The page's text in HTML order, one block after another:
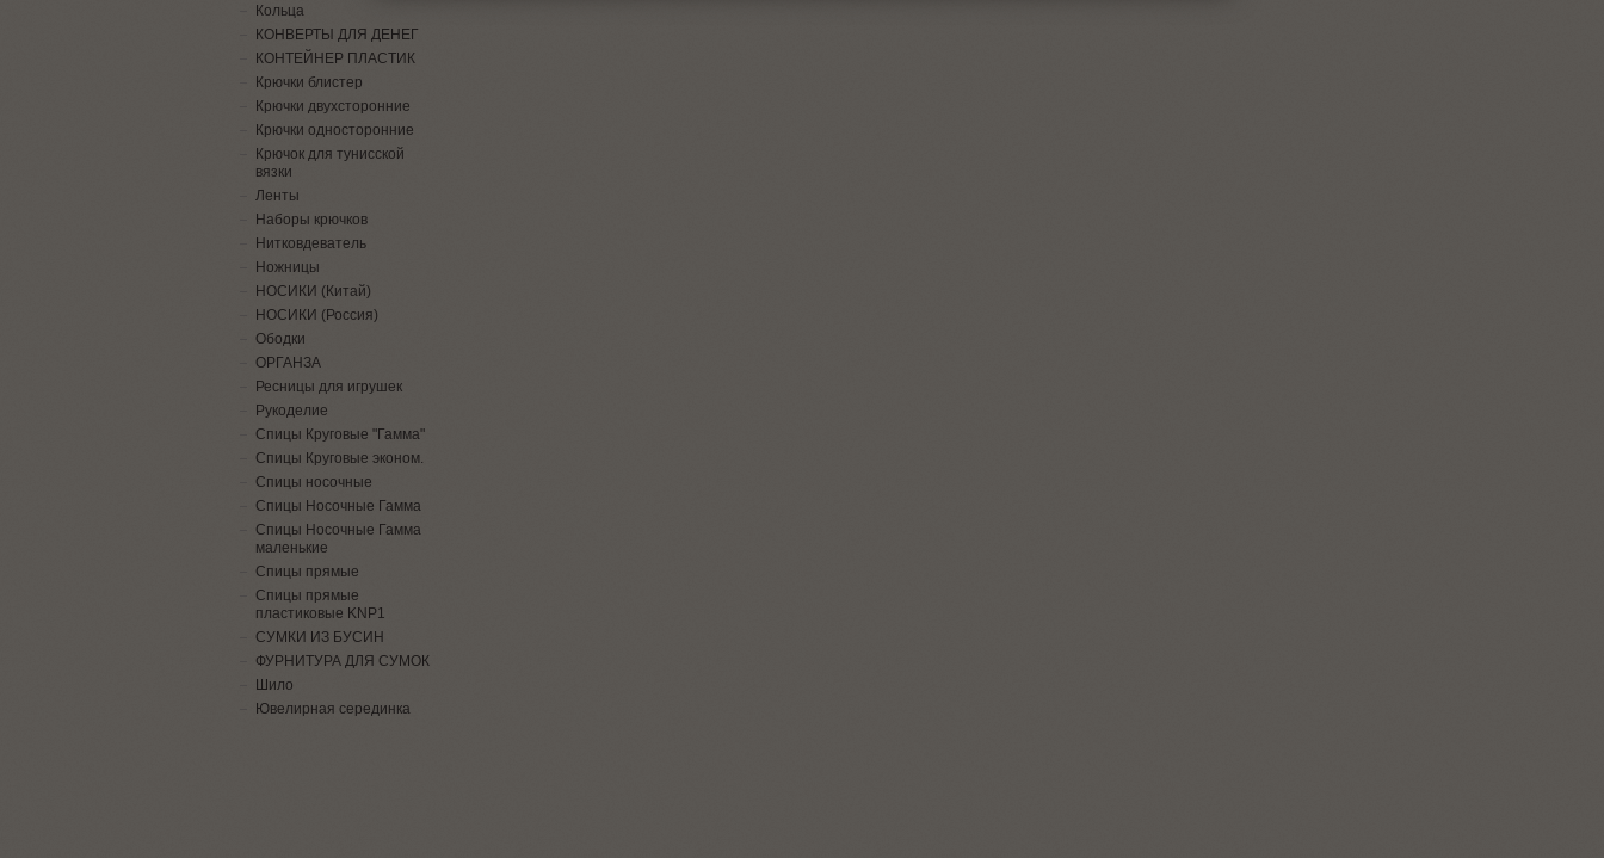
Кольца
КОНВЕРТЫ ДЛЯ ДЕНЕГ
КОНТЕЙНЕР ПЛАСТИК
Крючки блистер
Крючки двухсторонние
Крючки односторонние
Крючок для тунисской
вязки
Ленты
Наборы крючков
Нитковдеватель
Ножницы
НОСИКИ (Китай)
НОСИКИ (Россия)
Ободки
ОРГАНЗА
Ресницы для игрушек
Рукоделие
Спицы Круговые "Гамма"
Спицы Круговые эконом.
Спицы носочные
Спицы Носочные Гамма
Спицы Носочные Гамма
маленькие
Спицы прямые
Спицы прямые
пластиковые KNP1
СУМКИ ИЗ БУСИН
ФУРНИТУРА ДЛЯ СУМОК
Шило
Ювелирная серединка